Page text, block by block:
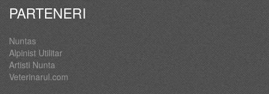
PARTENERI
Nuntas
Alpinist Utilitar
Artisti Nunta
Veterinarul.com